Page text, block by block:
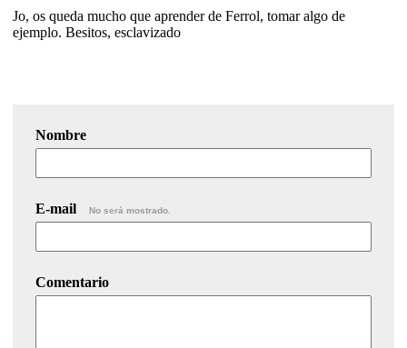
Jo, os queda mucho que aprender de Ferrol, tomar algo de
ejemplo. Besitos, esclavizado
Nombre
E-mail No será mostrado.
Comentario